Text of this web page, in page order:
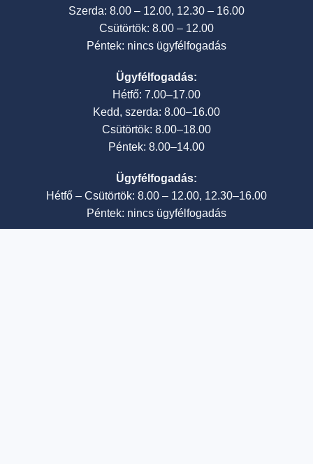
Szerda: 8.00 – 12.00, 12.30 – 16.00
Csütörtök: 8.00 – 12.00
Péntek: nincs ügyfélfogadás
Ügyfélfogadás:
Hétfő: 7.00–17.00
Kedd, szerda: 8.00–16.00
Csütörtök: 8.00–18.00
Péntek: 8.00–14.00
Ügyfélfogadás:
Hétfő – Csütörtök: 8.00 – 12.00, 12.30–16.00
Péntek: nincs ügyfélfogadás